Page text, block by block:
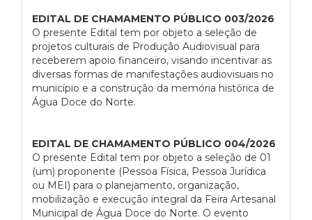
EDITAL DE CHAMAMENTO PÚBLICO 003/2026
O presente Edital tem por objeto a seleção de
projetos culturais de Produção Audiovisual para
receberem apoio financeiro, visando incentivar as
diversas formas de manifestações audiovisuais no
município e a construção da memória histórica de
Água Doce do Norte.
EDITAL DE CHAMAMENTO PÚBLICO 004/2026
O presente Edital tem por objeto a seleção de 01
(um) proponente (Pessoa Física, Pessoa Jurídica
ou MEI) para o planejamento, organização,
mobilização e execução integral da Feira Artesanal
Municipal de Água Doce do Norte. O evento